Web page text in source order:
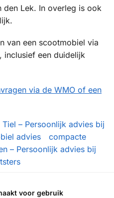
den Lek. In overleg is ook
van een scootmobiel via
inclusief een duidelijk
via de WMO of een
– Persoonlijk advies bij
advies
compacte
– Persoonlijk advies bij
voor gebruik